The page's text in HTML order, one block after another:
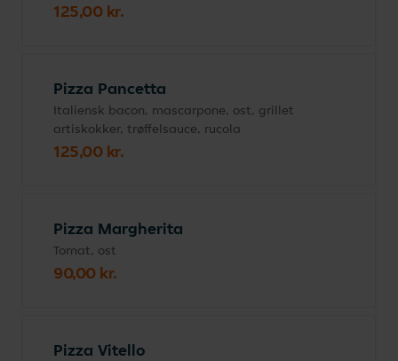
125,00 kr.
Pizza Pancetta
Italiensk bacon, mascarpone, ost, grillet
artiskokker, trøffelsauce, rucola
125,00 kr.
Pizza Margherita
Tomat, ost
90,00 kr.
Pizza Vitello